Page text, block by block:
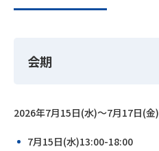
会期
2026年7月15日(水)～7月17日(金)
7月15日(水)13:00-18:00